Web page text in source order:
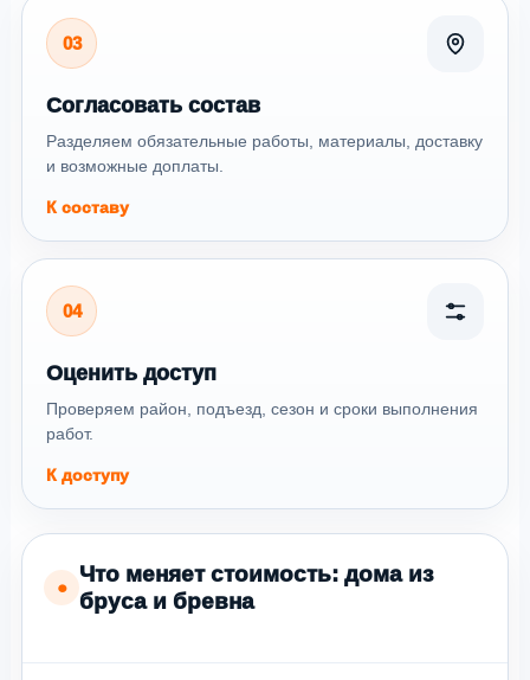
03
Согласовать состав
Разделяем обязательные работы, материалы, доставку
и возможные доплаты.
К составу
04
Оценить доступ
Проверяем район, подъезд, сезон и сроки выполнения
работ.
К доступу
●
Что меняет стоимость: дома из
бруса и бревна